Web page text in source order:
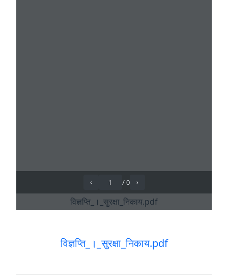
विज्ञप्ति_।_सुरक्षा_निकाय.pdf